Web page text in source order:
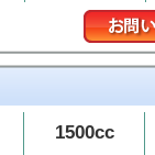
1500cc